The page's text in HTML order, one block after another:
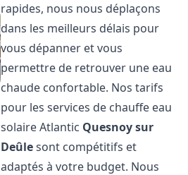
rapides, nous nous déplaçons
dans les meilleurs délais pour
vous dépanner et vous
permettre de retrouver une eau
chaude confortable. Nos tarifs
pour les services de chauffe eau
solaire Atlantic Quesnoy sur
Deûlesont compétitifs et
adaptés à votre budget. Nous